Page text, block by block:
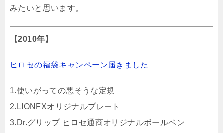
みたいと思います。
【2010年】
ヒロセの福袋キャンペーン届きました…
1.使いがっての悪そうな定規
2.LIONFXオリジナルプレート
3.Dr.グリップ ヒロセ通商オリジナルボールペン